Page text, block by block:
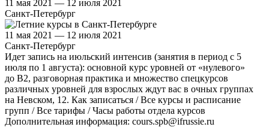
11 мая 2021 — 12 июля 2021
Санкт-Петербург
11 мая 2021 — 12 июля 2021
Санкт-Петербург
Идет запись на июльский интенсив (занятия в период с 5
июля по 1 августа): основной курс уровней от «нулевого»
до В2, разговорная практика и множество спецкурсов
различных уровней для взрослых ждут вас в очных группах
на Невском, 12. Как записаться / Все курсы и расписание
групп / Все тарифы / Часы работы отдела курсов
Дополнительная информация: cours.spb@ifrussie.ru